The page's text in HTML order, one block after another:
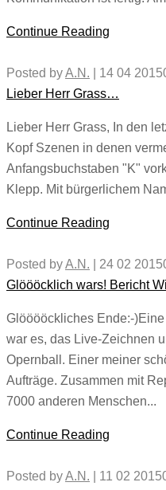
Continue Reading
Posted byA.N. 14 04 2015
Lieber Herr Grass…
Lieber Herr Grass, In den
Kopf Szenen in denen
Anfangsbuchstaben "K"
Klepp. Mit bürgerlichem
Continue Reading
Posted byA.N. 24 02 2015
Glöööcklich wars! Bericht
Glööööckliches Ende:-
war es, das Live-Zeichnen
Opernball. Einer meiner
Aufträge. Zusammen mit
7000 anderen Menschen...
Continue Reading
Posted byA.N. 11 02 2015